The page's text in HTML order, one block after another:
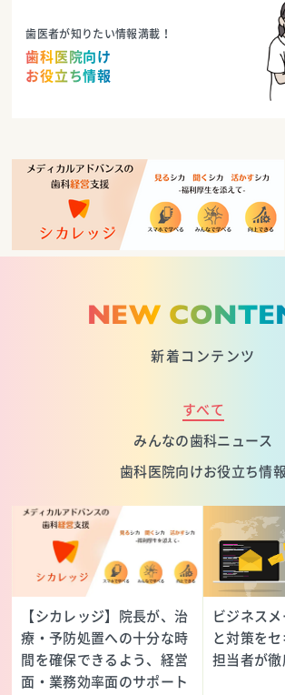
歯医者が知りたい情報満載！
歯科医院向け
お役立ち情報
NEW
新着コンテンツ
すべて
みんなの歯科ニュース
歯科医院向けお役立ち情報
【シカレッジ】院長が、治
療・予防処置への十分な時
間を確保できるよう、経営
面・業務効率面のサポート
ビジネス
と対策を
担当者が徹